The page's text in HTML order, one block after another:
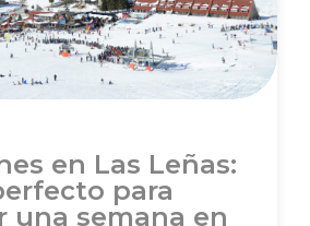
en Las Leñas:
para
una semana en